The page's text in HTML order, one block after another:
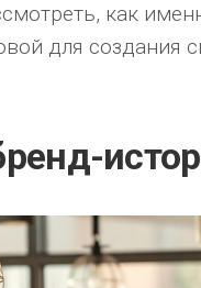
как
для создания